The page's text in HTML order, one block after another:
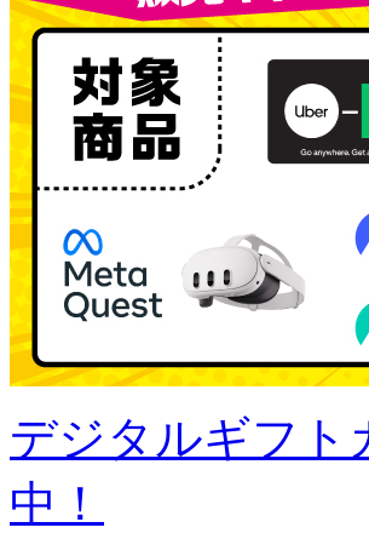
デジタルギフ
中！